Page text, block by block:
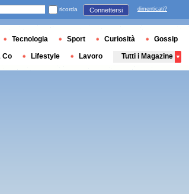
ricorda Connettersi dimenticati?
Tecnologia Sport Curiosità Gossip
Co Lifestyle Lavoro Tutti i Magazine